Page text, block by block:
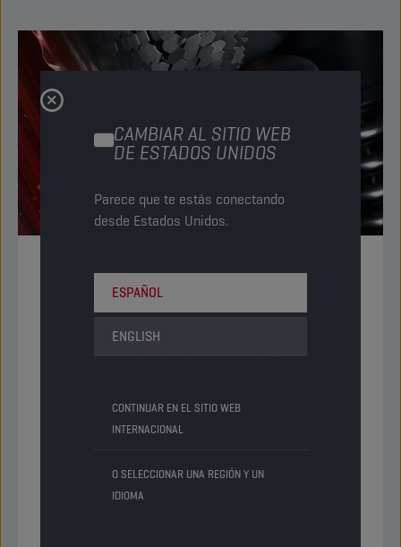
CAMBIAR AL SITIO WEB
DE ESTADOS UNIDOS
Parece que te estás conectando
desde Estados Unidos.
ESPAÑOL
ENGLISH
CONTINUAR EN EL SITIO WEB
INTERNACIONAL
O SELECCIONAR UNA REGIÓN Y UN
IDIOMA
TECNOLOGÍA ADAPTIVE SHIELD
Los lubricantes Champion están formulados para
resistente. Nuestra propia tecnología Adaptive
Shield es una combinación de químicos aditivos
para que puedan hacer su trabajo de forma más